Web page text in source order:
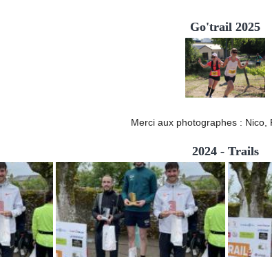
Go'trail 2025
Merci aux photographes : Nico,
2024 - Trails